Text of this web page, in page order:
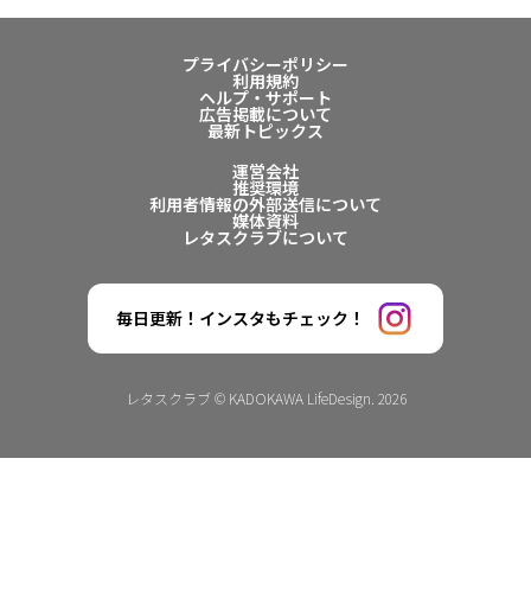
プライバシーポリシー
利用規約
ヘルプ・サポート
広告掲載について
最新トピックス
運営会社
推奨環境
利用者情報の外部送信について
媒体資料
レタスクラブについて
毎日更新！インスタもチェック！
レタスクラブ © KADOKAWA LifeDesign. 2026